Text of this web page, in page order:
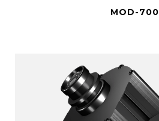
MOD-700